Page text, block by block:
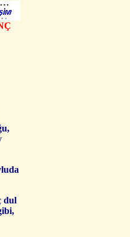
dul